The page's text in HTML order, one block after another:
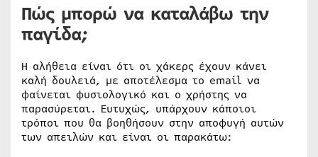
Πώς μπορώ να καταλάβω την
παγίδα;
Η αλήθεια είναι ότι οι χάκερς έχουν κάνει
καλή δουλειά, με αποτέλεσμα το email να
φαίνεται φυσιολογικό και ο χρήστης να
παρασύρεται. Ευτυχώς, υπάρχουν κάποιοι
τρόποι που θα βοηθήσουν στην αποφυγή αυτών
των απειλών και είναι οι παρακάτω: